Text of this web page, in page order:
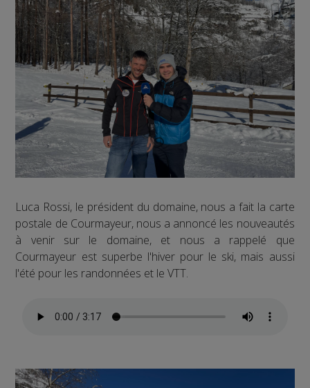
Luca Rossi, le président du domaine, nous a fait la carte
postale de Courmayeur, nous a annoncé les nouveautés
à venir sur le domaine, et nous a rappelé que
Courmayeur est superbe l'hiver pour le ski, mais aussi
l'été pour les randonnées et le VTT.